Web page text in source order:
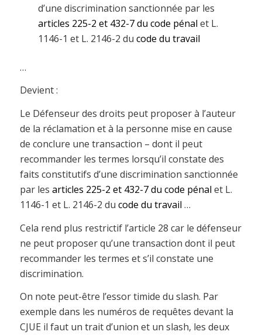
d’une discrimination sanctionnée par les
articles 225-2 et 432-7 du code pénal et L.
1146-1 et L. 2146-2 du code du travail
…
Devient :
Le Défenseur des droits peut proposer à l’auteur
de la réclamation et à la personne mise en cause
de conclure une transaction – dont il peut
recommander les termes lorsqu’il constate des
faits constitutifs d’une discrimination sanctionnée
par les articles 225-2 et 432-7 du code pénal et L.
1146-1 et L. 2146-2 du code du travail …
Cela rend plus restrictif l’article 28 car le défenseur
ne peut proposer qu’une transaction dont il peut
recommander les termes et s’il constate une
discrimination.
On note peut-être l’essor timide du slash. Par
exemple dans les numéros de requêtes devant la
CJUE il faut un trait d’union et un slash, les deux